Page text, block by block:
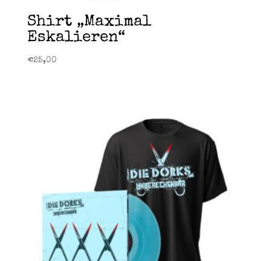
Shirt „Maximal
Eskalieren“
€25,00